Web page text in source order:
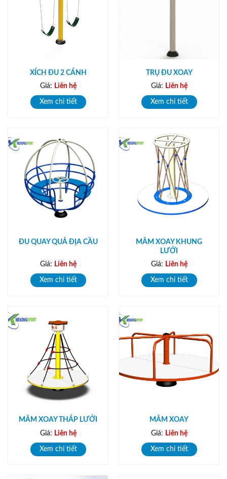
XÍCH ĐU 2 CÁNH
Giá: Liên hệ
Xem chi tiết
TRỤ ĐU XOAY
Giá: Liên hệ
Xem chi tiết
ĐU QUAY QUẢ ĐỊA CẦU
Giá: Liên hệ
Xem chi tiết
MÂM XOAY KHUNG
LƯỚI
Giá: Liên hệ
Xem chi tiết
MÂM XOAY THÁP LƯỚI
Giá: Liên hệ
Xem chi tiết
MÂM XOAY
Giá: Liên hệ
Xem chi tiết